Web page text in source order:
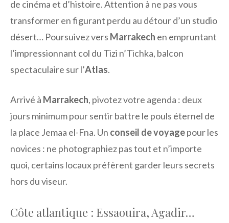
de cinéma et d’histoire. Attention à ne pas vous
transformer en figurant perdu au détour d’un studio
désert… Poursuivez vers Marrakech en empruntant
l’impressionnant col du Tizi n’Tichka, balcon
spectaculaire sur l’Atlas.
Arrivé à Marrakech, pivotez votre agenda : deux
jours minimum pour sentir battre le pouls éternel de
la place Jemaa el-Fna. Un conseil de voyagepour les
novices : ne photographiez pas tout et n’importe
quoi, certains locaux préfèrent garder leurs secrets
hors du viseur.
Côte atlantique : Essaouira, Agadir…